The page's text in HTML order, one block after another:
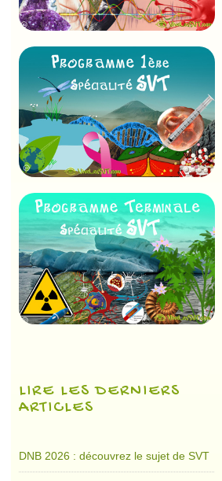
LIRE LES DERNIERS
ARTICLES
DNB 2026 : découvrez le sujet de SVT